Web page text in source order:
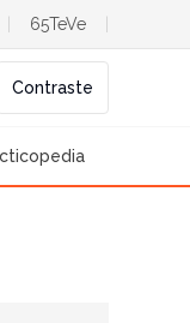
65TeVe
Contraste